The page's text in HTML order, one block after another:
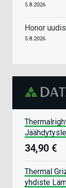
5.8.2026
Honor
5.8.2026
34,90 €
Thermal
yhdiste